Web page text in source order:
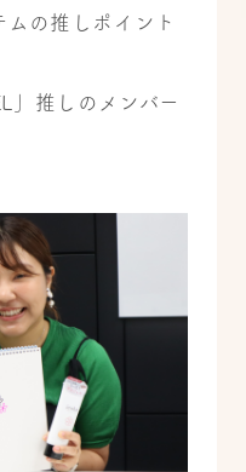
ムの推しポイント
」推しのメンバー